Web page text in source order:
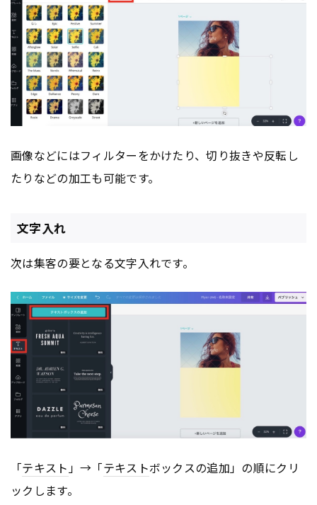
画像などにはフィルターをかけたり、切り抜きや反転し
たりなどの加工も可能です。
文字入れ
次は集客の要となる文字入れです。
「テキスト」→「テキストボックスの追加」の順にクリ
ックします。